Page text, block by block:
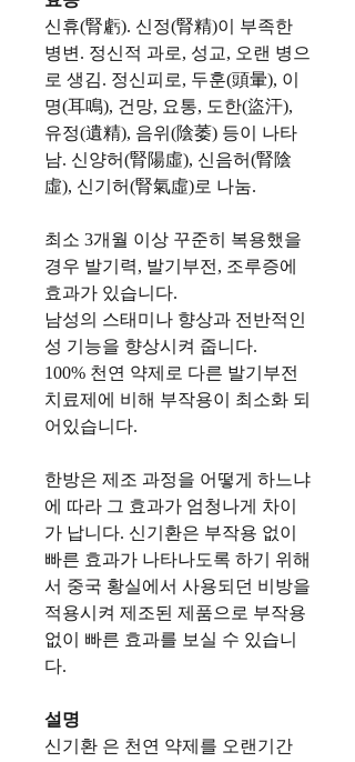
신휴(腎虧). 신정(腎精)이 부족한
병변. 정신적 과로, 성교, 오랜 병으
로 생김. 정신피로, 두훈(頭暈), 이
명(耳鳴), 건망, 요통, 도한(盜汗),
유정(遺精), 음위(陰萎) 등이 나타
남. 신양허(腎陽虛), 신음허(腎陰
虛), 신기허(腎氣虛)로 나눔.
최소 3개월 이상 꾸준히 복용했을
경우 발기력, 발기부전, 조루증에
효과가 있습니다.
남성의 스태미나 향상과 전반적인
성 기능을 향상시켜 줍니다.
100% 천연 약제로 다른 발기부전
치료제에 비해 부작용이 최소화 되
어있습니다.
한방은 제조 과정을 어떻게 하느냐
에 따라 그 효과가 엄청나게 차이
가 납니다. 신기환은 부작용 없이
빠른 효과가 나타나도록 하기 위해
서 중국 황실에서 사용되던 비방을
적용시켜 제조된 제품으로 부작용
없이 빠른 효과를 보실 수 있습니
다.
설명
신기환 은 천연 약제를 오랜기간